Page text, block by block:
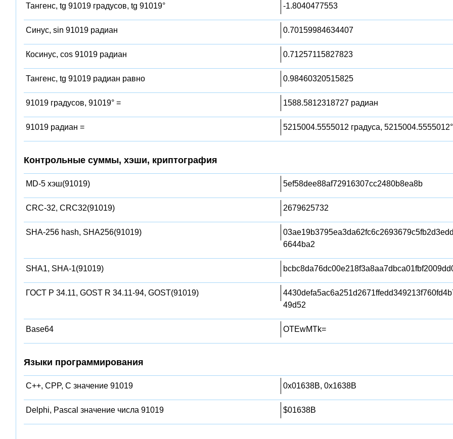
Тангенс, tg 91019 градусов, tg 91019° -1.8040477553
Синус, sin 91019 радиан 0.70159984634407
Косинус, cos 91019 радиан 0.71257115827823
Тангенс, tg 91019 радиан равно 0.98460320515825
91019 градусов, 91019° = 1588.5812318727 радиан
91019 радиан = 5215004.5555012 градуса, 5215004.5555012°
Контрольные суммы, хэши, криптография
MD-5 хэш(91019) 5ef58dee88af72916307cc2480b8ea8b
CRC-32, CRC32(91019) 2679625732
SHA-256 hash, SHA256(91019)
6644ba2
SHA1, SHA-1(91019)
ГОСТ Р 34.11, GOST R 34.11-94, GOST(91019)
49d52
Base64 OTEwMTk=
Языки программирования
C++, CPP, C значение 91019 0x01638B, 0x1638B
Delphi, Pascal значение числа 91019 $01638B